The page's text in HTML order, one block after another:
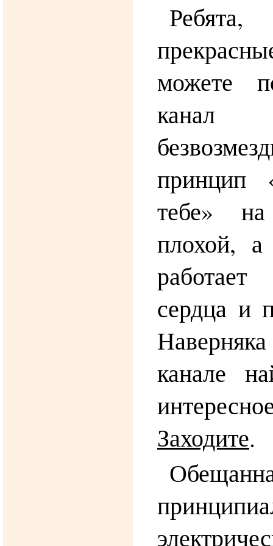
можете
канал
тебе»
плохой,
сердца и
канале
Заходите.